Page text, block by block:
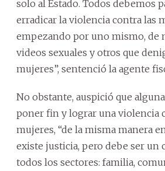
solo al Estado. Todos debemos
erradicar la violencia contra las
empezando por uno mismo, de
videos sexuales y otros que
mujeres”, sentenció la agente
No obstante, auspició que
poner fin y lograr una violencia
mujeres, “de la misma manera
existe justicia, pero debe ser un
todos los sectores: familia,